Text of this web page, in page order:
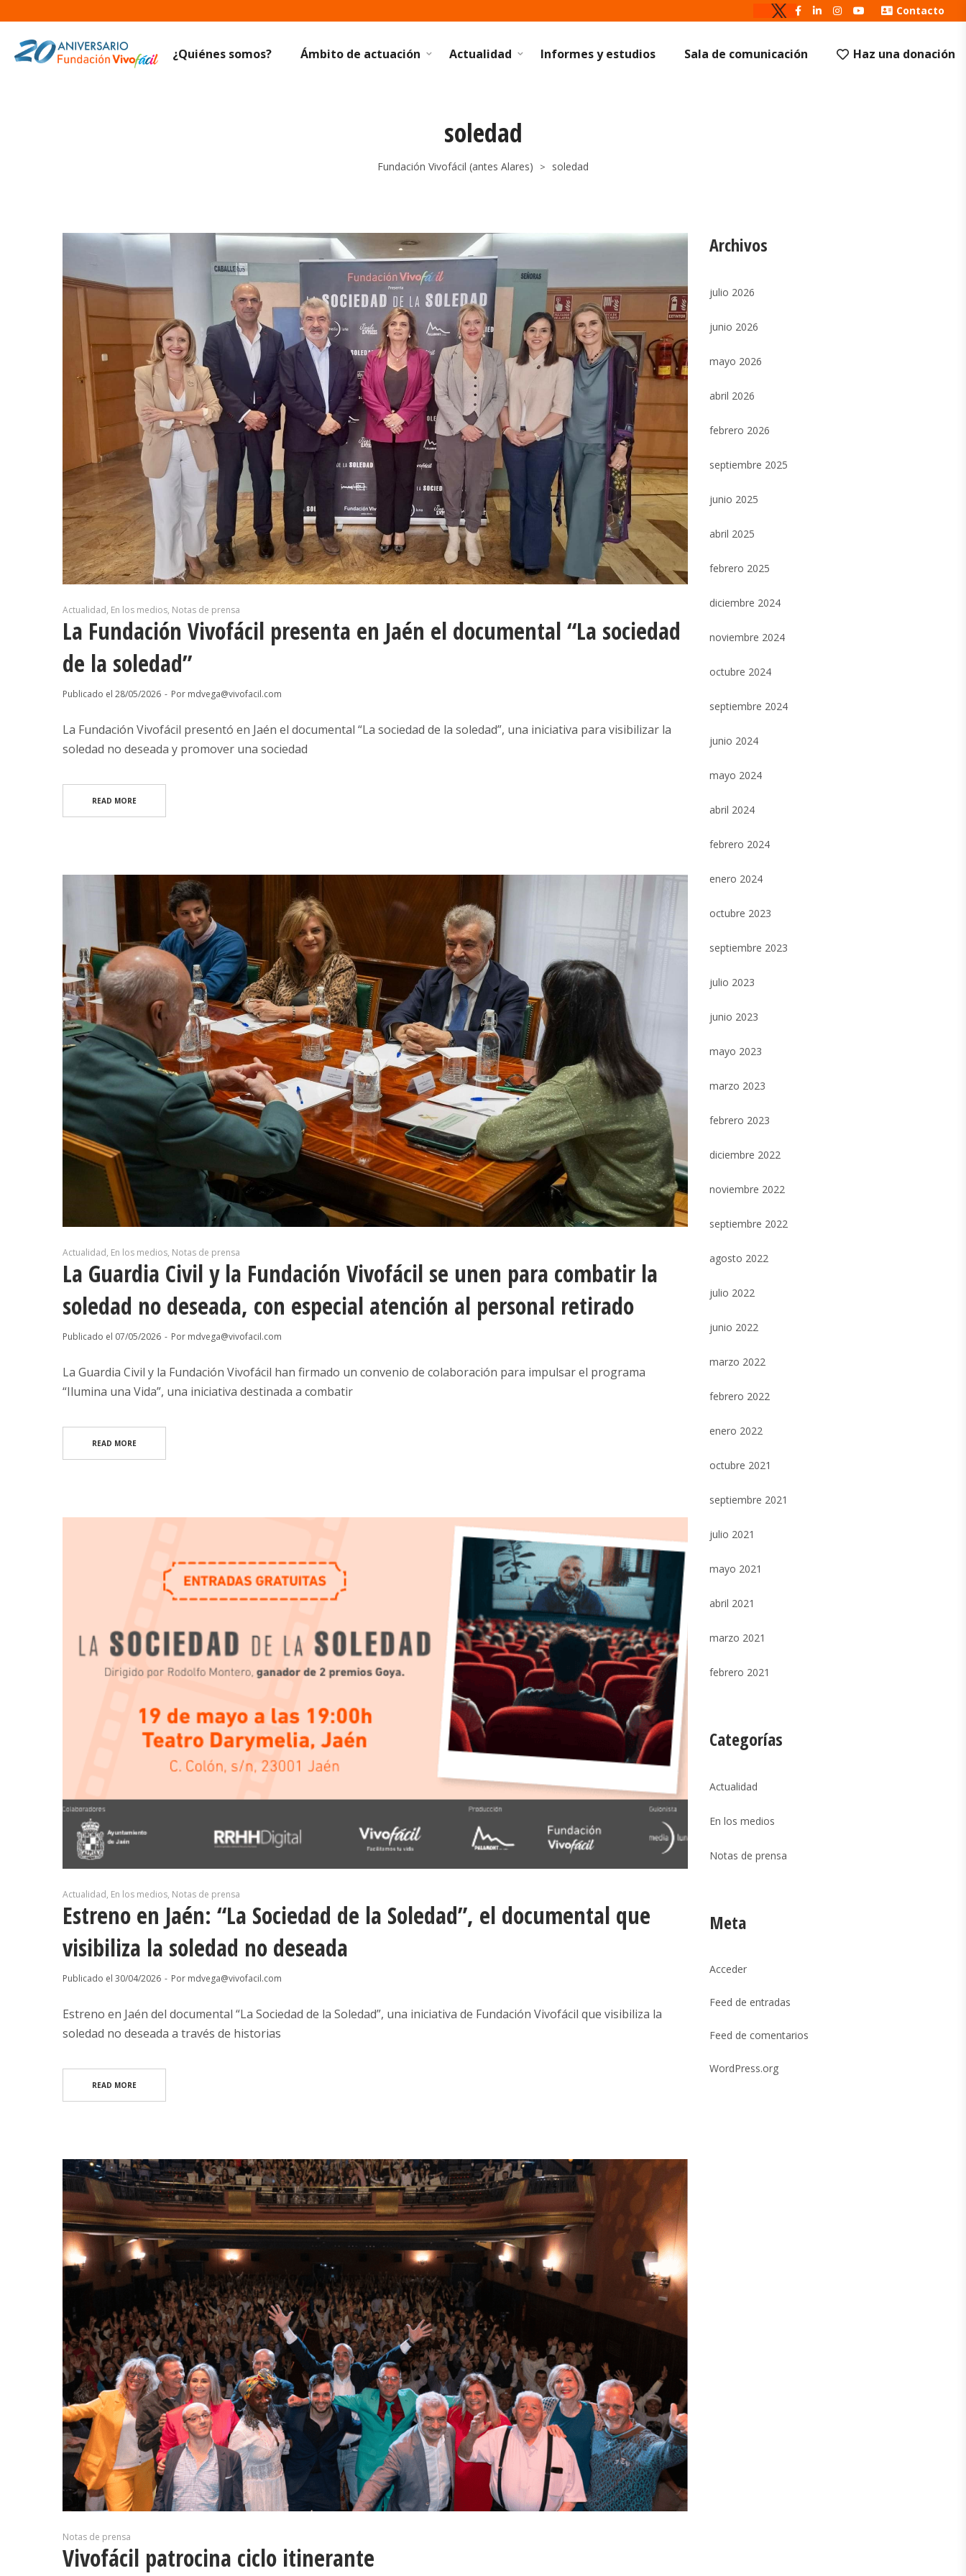
Contacto
¿Quiénes somos? Ámbito de actuación Actualidad Informes y estudios Sala de comunicación Haz una donación
soledad
Fundación Vivofácil (antes Alares) > soledad
Actualidad En los medios Notas de prensa
La Fundación Vivofácil presenta en Jaén el documental “La sociedad
de la soledad”
Publicado el 28/05/2026 Por mdvega@vivofacil.com
La Fundación Vivofácil presentó en Jaén el documental “La sociedad de la soledad”, una iniciativa para visibilizar la
soledad no deseada y promover una sociedad
READ MORE
Actualidad En los medios Notas de prensa
La Guardia Civil y la Fundación Vivofácil se unen para combatir la
soledad no deseada, con especial atención al personal retirado
Publicado el 07/05/2026 Por mdvega@vivofacil.com
La Guardia Civil y la Fundación Vivofácil han firmado un convenio de colaboración para impulsar el programa
“Ilumina una Vida”, una iniciativa destinada a combatir
READ MORE
Actualidad En los medios Notas de prensa
Estreno en Jaén: “La Sociedad de la Soledad”, el documental que
visibiliza la soledad no deseada
Publicado el 30/04/2026 Por mdvega@vivofacil.com
Estreno en Jaén del documental “La Sociedad de la Soledad”, una iniciativa de Fundación Vivofácil que visibiliza la
soledad no deseada a través de historias
READ MORE
Notas de prensa
Vivofácil patrocina ciclo itinerante
Archivos
julio 2026
junio 2026
mayo 2026
abril 2026
febrero 2026
septiembre 2025
junio 2025
abril 2025
febrero 2025
diciembre 2024
noviembre 2024
octubre 2024
septiembre 2024
junio 2024
mayo 2024
abril 2024
febrero 2024
enero 2024
octubre 2023
septiembre 2023
julio 2023
junio 2023
mayo 2023
marzo 2023
febrero 2023
diciembre 2022
noviembre 2022
septiembre 2022
agosto 2022
julio 2022
junio 2022
marzo 2022
febrero 2022
enero 2022
octubre 2021
septiembre 2021
julio 2021
mayo 2021
abril 2021
marzo 2021
febrero 2021
Categorías
Actualidad
En los medios
Notas de prensa
Meta
Acceder
Feed de entradas
Feed de comentarios
WordPress.org